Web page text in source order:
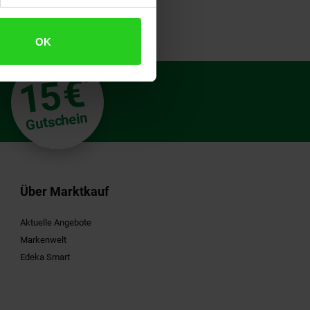
OK
15€**
Gutschein
Über Marktkauf
Aktuelle Angebote
Markenwelt
Edeka Smart